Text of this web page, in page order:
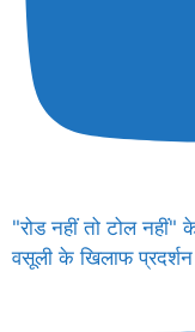
"रोड नहीं तो टोल नहीं"
वसूली के खिलाफ प्रदर्शन